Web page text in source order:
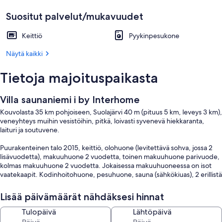
Suositut palvelut/mukavuudet
Keittiö
Pyykinpesukone
Näytä kaikki
Tietoja majoituspaikasta
Villa saunaniemi i by Interhome
Kouvolasta 35 km pohjoiseen, Suolajärvi 40 m (pituus 5 km, leveys 3 km),
veneyhteys muihin vesistöihin, pitkä, loivasti syvenevä hiekkaranta,
laituri ja soutuvene.
Puurakenteinen talo 2015, keittiö, olohuone (levitettävä sohva, jossa 2
lisävuodetta), makuuhuone 2 vuodetta, toinen makuuhuone parivuode,
kolmas makuuhuone 2 vuodetta. Jokaisessa makuuhuoneessa on isot
vaatekaapit. Kodinhoitohuone, pesuhuone, sauna (sähkökiuas), 2 erillistä
wifi, internet-tv.
Hyvin varustetulla rantasaunalla (25 m²) on terassi, pukuhuone,
pesuhuone, sauna (puukiuas), takkatupa, jossa levitettävällä sohvalla 2
Lisää päivämäärät nähdäksesi hinnat
Tulopäivä Lähtöpäivä